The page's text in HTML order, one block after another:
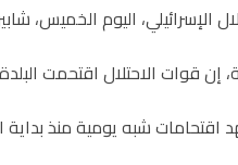
الإسرائيلي، اليوم الخميس،
إن قوات الاحتلال اقتحمت
شبه يومية منذ بداية